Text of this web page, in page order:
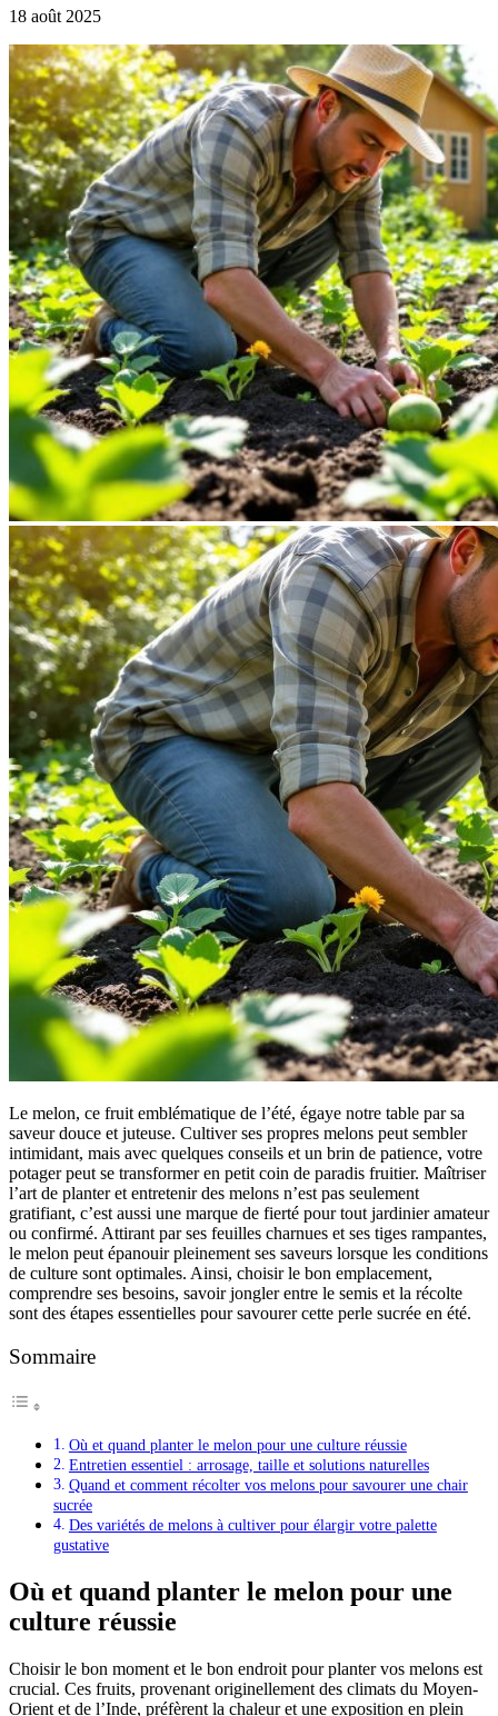
18 août 2025
Le melon, ce fruit emblématique de l’été, égaye notre table par sa
saveur douce et juteuse. Cultiver ses propres melons peut sembler
intimidant, mais avec quelques conseils et un brin de patience, votre
potager peut se transformer en petit coin de paradis fruitier. Maîtriser
l’art de planter et entretenir des melons n’est pas seulement
gratifiant, c’est aussi une marque de fierté pour tout jardinier amateur
ou confirmé. Attirant par ses feuilles charnues et ses tiges rampantes,
le melon peut épanouir pleinement ses saveurs lorsque les conditions
de culture sont optimales. Ainsi, choisir le bon emplacement,
comprendre ses besoins, savoir jongler entre le semis et la récolte
sont des étapes essentielles pour savourer cette perle sucrée en été.
Sommaire
Où et quand planter le melon pour une culture réussie
Entretien essentiel : arrosage, taille et solutions naturelles
Quand et comment récolter vos melons pour savourer une chair
sucrée
Des variétés de melons à cultiver pour élargir votre palette
gustative
Où et quand planter le melon pour une
culture réussie
Choisir le bon moment et le bon endroit pour planter vos melons est
crucial. Ces fruits, provenant originellement des climats du Moyen-
Orient et de l’Inde, préfèrent la chaleur et une exposition en plein